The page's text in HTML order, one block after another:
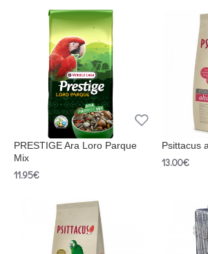
PRESTIGE Ara Loro Parque
Mix
11.95€
Psittacus
13.00€